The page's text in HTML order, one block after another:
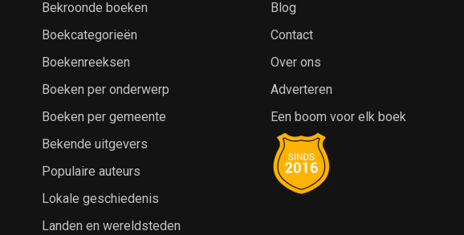
Bekroonde boeken
Boekcategorieën
Boekenreeksen
Boeken per onderwerp
Boeken per gemeente
Bekende uitgevers
Populaire auteurs
Lokale geschiedenis
Landen en wereldsteden
Blog
Contact
Over ons
Adverteren
Een boom voor elk boek